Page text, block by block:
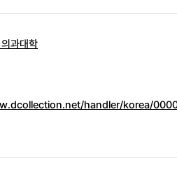
과대학
handler/korea/